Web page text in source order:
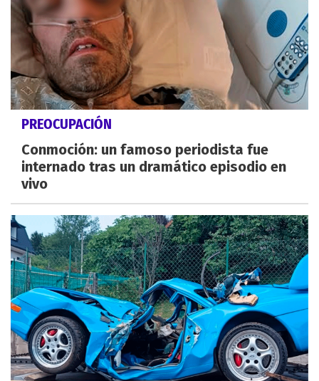
PREOCUPACIÓN
Conmoción: un famoso periodista fue
internado tras un dramático episodio en
vivo